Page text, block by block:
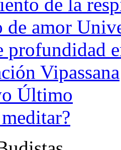
de amor
profundidad
Vipassana
Último